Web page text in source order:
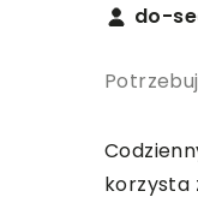
do-
korzysta